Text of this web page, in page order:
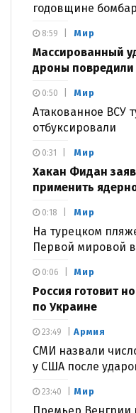
годовщине
Мир
Массированный
дроны
8:59
Мир
Атакованное ВСУ
отбуксировали
0:50
Мир
Хакан Фидан
применить
0:31
Мир
На турецком
Первой мировой
0:18
Мир
Россия готовит
по Украине
0:06
Армия
СМИ назвали
у США после
23:49
Мир
23:40